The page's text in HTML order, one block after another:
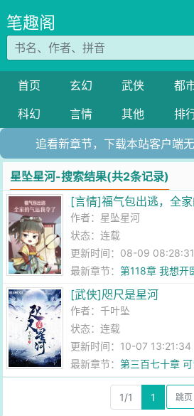
笔趣阁
首页 玄幻 武侠 都
科幻
言情 其他 排
追看新章节，下载本站客户端
星坠星河-搜索结果(共2条记录)
[言情]福气包出逃，全家
作者： 星坠星河
状态：连载
更新时间：08-09 08:28:31
最新章节：第118章 我想开
[武侠]咫尺是星河
作者：千叶坠
状态：连载
更新时间：10-07 13:21:34
最新章节：第三百七十章
1/1 1